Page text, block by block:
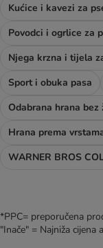
Kućice i kavezi za
Povodci i ogrlice za
Njega krzna i tijela
Sport i obuka pasa
Odabrana hrana bez
Hrana prema
WARNER BROS
*PPC= preporučena
"Inače" = Najniža cijena